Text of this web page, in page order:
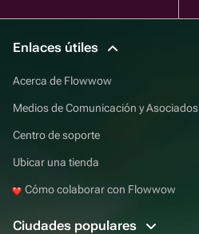
Enlaces útiles
Acerca de Flowwow
Medios de Comunicación y Asociados
Centro de soporte
Ubicar una tienda
Cómo colaborar con Flowwow
Ciudades populares